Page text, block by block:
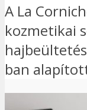
A La
kozmetikai
ban